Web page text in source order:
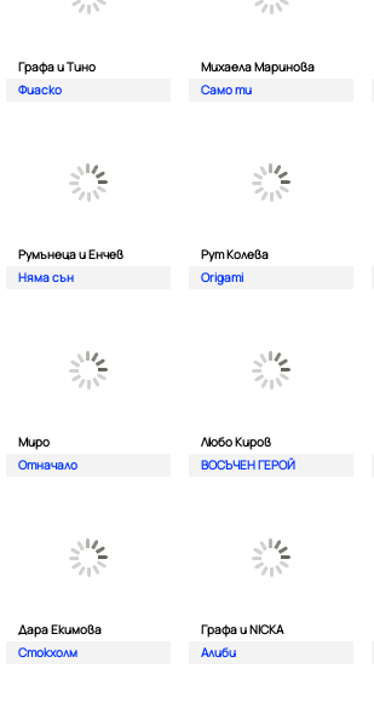
Графа и Тино
Фиаско
Михаела Маринова
Само ти
Румънеца и Енчев
Няма сън
Рут Колева
Origami
Миро
Отначало
Любо Киров
ВОСЪЧЕН ГЕРОЙ
Дара Екимова
Стокхолм
Графа и NICKA
Алиби